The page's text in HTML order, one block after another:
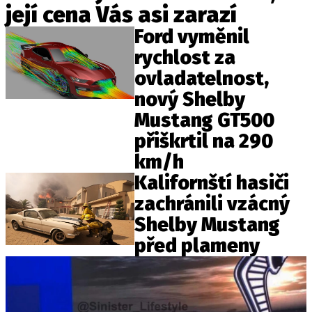
ELEKTRO
NOVINKY ZE SVĚTA EV
TESTY ELEKTROMOBILŮ
TRH S ELEKTROMOBILY
RALLY
OSTATNÍ
TISKOVKY
ROZHOVORY
DAKAR
Z DOMOVA
ZE SVĚTA
MOTORSPORT
její cena Vás asi zarazí
Ford vyměnil
rychlost za
ovladatelnost,
nový Shelby
Mustang GT500
přiškrtil na 290
km/h
Kalifornští hasiči
zachránili vzácný
Shelby Mustang
před plameny